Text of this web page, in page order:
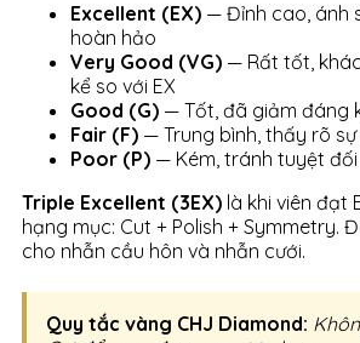
Excellent (EX) — Đỉnh cao, ánh
hoàn hảo
Very Good (VG) — Rất tốt,
kể so với EX
Good (G) — Tốt, đã giảm đáng
Fair (F) — Trung bình, thấy rõ
Poor (P) — Kém, tránh tuyệt đối
Triple Excellent (3EX) là khi viên đạt
hạng mục: Cut + Polish + Symmetry.
cho nhẫn cầu hôn và nhẫn cưới.
Quy tắc vàng CHJ Diamond: